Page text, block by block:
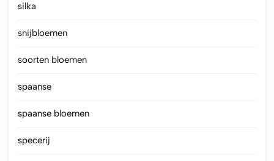
silka
snijbloemen
soorten bloemen
spaanse
spaanse bloemen
specerij